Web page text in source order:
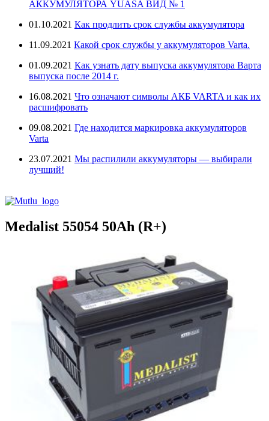
АККУМУЛЯТОРА YUASA ВИД № 1
01.10.2021 Как продлить срок службы аккумулятора
11.09.2021 Какой срок службы у аккумуляторов Varta.
01.09.2021 Как узнать дату выпуска аккумулятора Варта
выпуска после 2014 г.
16.08.2021 Что означают символы АКБ VARTA и как их
расшифровать
09.08.2021 Где находится маркировка аккумуляторов
Varta
23.07.2021 Мы распилили аккумуляторы — выбирали
лучший!
Medalist 55054 50Ah (R+)